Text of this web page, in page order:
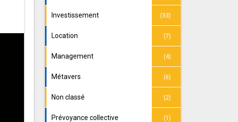
Investissement (33)
Location (7)
Management (4)
Métavers (6)
Non classé (2)
Prévoyance collective (1)